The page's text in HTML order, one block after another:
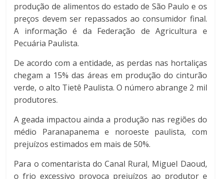
produção de alimentos do estado de São Paulo e os
preços devem ser repassados ao consumidor final.
A informação é da Federação de Agricultura e
Pecuária Paulista.
De acordo com a entidade, as perdas nas hortaliças
chegam a 15% das áreas em produção do cinturão
verde, o alto Tietê Paulista. O número abrange 2 mil
produtores.
A geada impactou ainda a produção nas regiões do
médio Paranapanema e noroeste paulista, com
prejuízos estimados em mais de 50%.
Para o comentarista do Canal Rural, Miguel Daoud,
o frio excessivo provoca prejuízos ao produtor e